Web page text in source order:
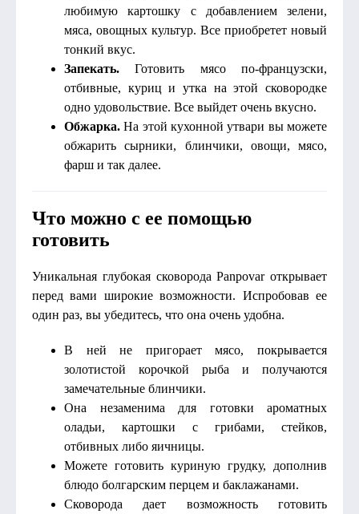
любимую картошку с добавлением зелени,
мяса, овощных культур. Все приобретет новый
тонкий вкус.
Запекать.Готовить мясо по-французски,
отбивные, куриц и утка на этой сковородке
одно удовольствие. Все выйдет очень вкусно.
Обжарка.На этой кухонной утвари вы можете
обжарить сырники, блинчики, овощи, мясо,
фарш и так далее.
Что можно с ее помощью
готовить
Уникальная глубокая сковорода Panpovar открывает
перед вами широкие возможности. Испробовав ее
один раз, вы убедитесь, что она очень удобна.
В ней не пригорает мясо, покрывается
золотистой корочкой рыба и получаются
замечательные блинчики.
Она незаменима для готовки ароматных
оладьи, картошки с грибами, стейков,
отбивных либо яичницы.
Можете готовить куриную грудку, дополнив
блюдо болгарским перцем и баклажанами.
Сковорода дает возможность готовить